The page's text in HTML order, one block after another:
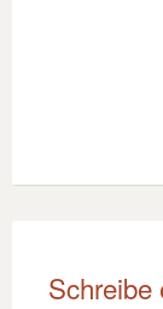
Schreibe